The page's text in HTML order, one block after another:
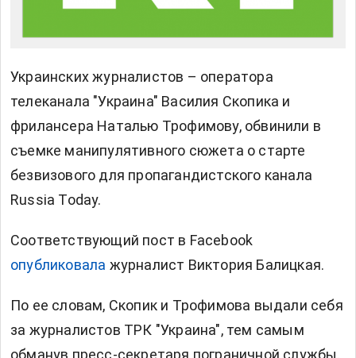
Украинских журналистов – оператора
телеканала "Украина" Василия Скопика и
фрилансера Наталью Трофимову, обвинили в
съемке манипулятивного сюжета о старте
безвизового для пропагандистского канала
Russia Today.
Соответствующий пост в Facebook
опубликовала журналист Виктория Балицкая.
По ее словам, Скопик и Трофимова выдали себя
за журналистов ТРК "Украина", тем самым
обманув пресс-секретаря пограничной службы.